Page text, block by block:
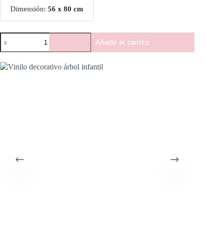
Dimensión: 56 x 80 cm
Añadir al carrito